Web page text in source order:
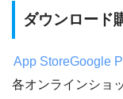
ダウンロード
App StoreGoogle
各オンラインショ